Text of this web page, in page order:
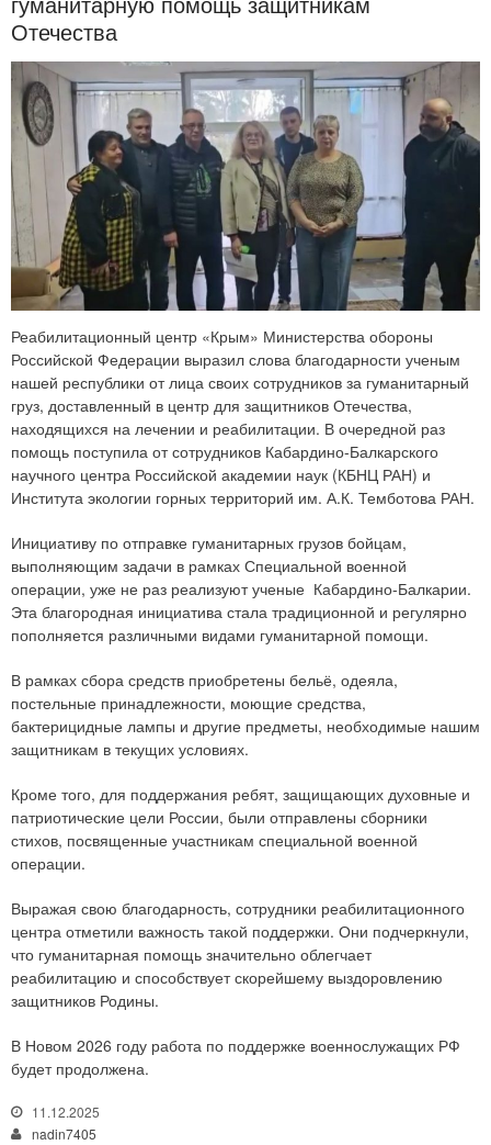
Отечества
Реабилитационный центр «Крым» Министерства обороны
Российской Федерации выразил слова благодарности ученым
нашей республики от лица своих сотрудников за гуманитарный
груз, доставленный в центр для защитников Отечества,
находящихся на лечении и реабилитации. В очередной раз
помощь поступила от сотрудников Кабардино-Балкарского
научного центра Российской академии наук (КБНЦ РАН) и
Института экологии горных территорий им. А.К. Темботова РАН.
Инициативу по отправке гуманитарных грузов бойцам,
выполняющим задачи в рамках Специальной военной
операции, уже не раз реализуют ученые Кабардино-Балкарии.
Эта благородная инициатива стала традиционной и регулярно
пополняется различными видами гуманитарной помощи.
В рамках сбора средств приобретены бельё, одеяла,
постельные принадлежности, моющие средства,
бактерицидные лампы и другие предметы, необходимые нашим
защитникам в текущих условиях.
Кроме того, для поддержания ребят, защищающих духовные и
патриотические цели России, были отправлены сборники
стихов, посвященные участникам специальной военной
операции.
Выражая свою благодарность, сотрудники реабилитационного
центра отметили важность такой поддержки. Они подчеркнули,
что гуманитарная помощь значительно облегчает
реабилитацию и способствует скорейшему выздоровлению
защитников Родины.
В Новом 2026 году работа по поддержке военнослужащих РФ
будет продолжена.
11.12.2025
nadin7405